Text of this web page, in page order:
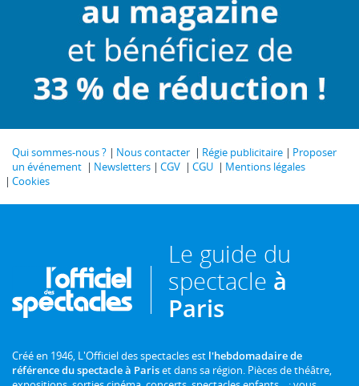
Qui sommes-nous ? Nous contacter Régie publicitaire
Proposer
un événement
Newsletters CGV CGU
Mentions légales
Cookies
Le guide du
spectacle à
Paris
Créé en 1946, L'Officiel des spectacles est l'hebdomadaire de
référence du spectacle à Pariset dans sa région. Pièces de théâtre,